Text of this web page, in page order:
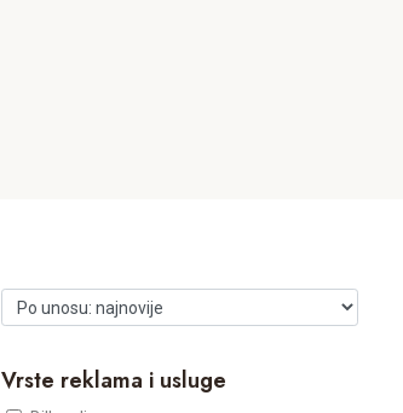
Vrste reklama i usluge